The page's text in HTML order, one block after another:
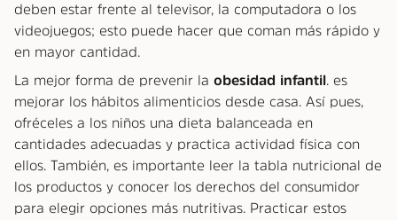
deben estar frente al televisor, la computadora o los
videojuegos; esto puede hacer que coman más rápido y
en mayor cantidad.
La mejor forma de prevenir la obesidad infantil . es
mejorar los hábitos alimenticios desde casa. Así pues,
ofréceles a los niños una dieta balanceada en
cantidades adecuadas y practica actividad física con
ellos. También, es importante leer la tabla nutricional de
los productos y conocer los derechos del consumidor
para elegir opciones más nutritivas. Practicar estos